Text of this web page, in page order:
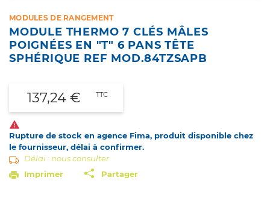
MODULES DE RANGEMENT
MODULE THERMO 7 CLÉS MÂLES
POIGNÉES EN "T" 6 PANS TÊTE
SPHÉRIQUE REF MOD.84TZSAPB
137,24 € TTC

Rupture de stock en agence Fima, produit disponible chez
le fournisseur, délai à confirmer.
Délai : nous consulter
Imprimer
Partager